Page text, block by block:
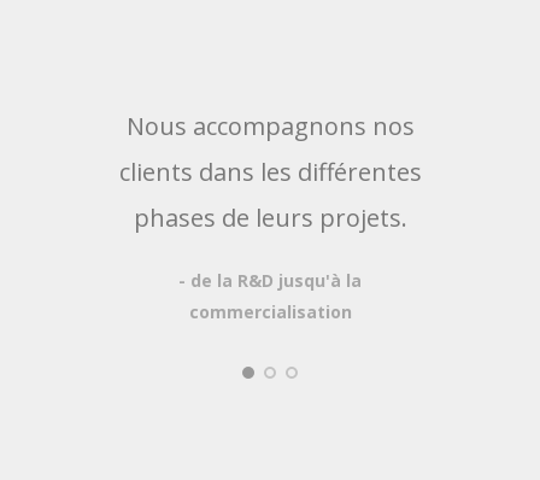
Nous accompagnons nos
clients dans les différentes
phases de leurs projets.
- de la R&D jusqu'à la
commercialisation